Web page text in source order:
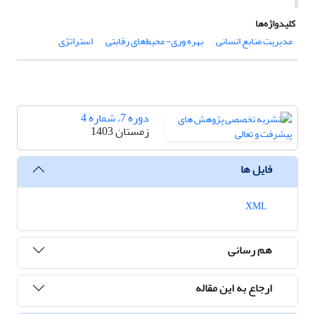
کلیدواژه‌ها
مدیریت منابع انسانی
بهره وری- محیط‌های رقابتی استراتژی
دوره 7، شماره 4
زمستان 1403
فایل ها
هم رسانی
ارجاع به این مقاله